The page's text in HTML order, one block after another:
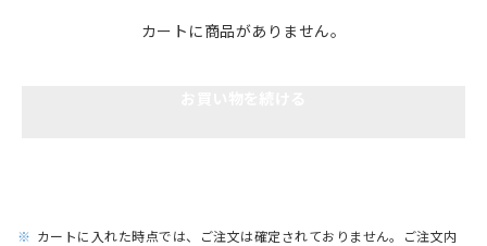
カートに商品がありません。
※ カートに入れた時点では、ご注文は確定されておりません。ご注文内